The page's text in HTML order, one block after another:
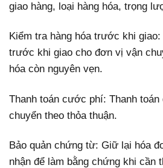
giao hàng, loại hàng hóa, trọng
Kiểm tra hàng hóa trước khi
trước khi giao cho đơn vị vận
hóa còn nguyên vẹn.
Thanh toán cước phí: Thanh
chuyển theo thỏa thuận.
Bảo quản chứng từ: Giữ lại hóa
nhận để làm bằng chứng khi cần